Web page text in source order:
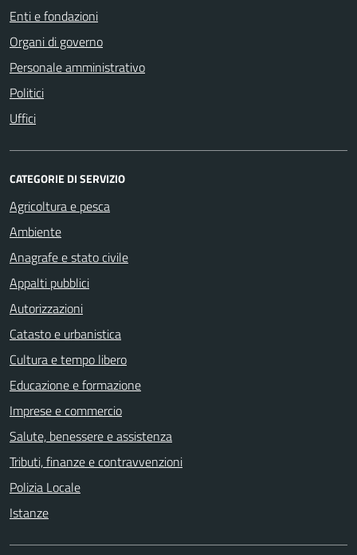
Enti e fondazioni
Organi di governo
Personale amministrativo
Politici
Uffici
CATEGORIE DI SERVIZIO
Agricoltura e pesca
Ambiente
Anagrafe e stato civile
Appalti pubblici
Autorizzazioni
Catasto e urbanistica
Cultura e tempo libero
Educazione e formazione
Imprese e commercio
Salute, benessere e assistenza
Tributi, finanze e contravvenzioni
Polizia Locale
Istanze